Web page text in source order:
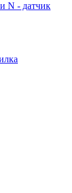
N - датчик